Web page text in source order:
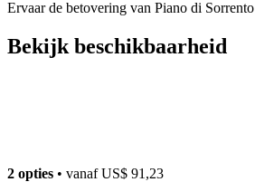
Ervaar de betovering van Piano di Sorrento
Bekijk beschikbaarheid
2 opties • vanafUS$ 91,23